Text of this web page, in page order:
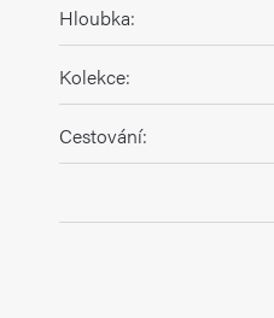
Hloubka:
Kolekce:
Cestování: